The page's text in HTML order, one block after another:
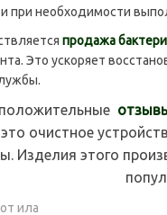
при необходимости
продажа
Это ускоряет
очистное
Изделия этого
ила